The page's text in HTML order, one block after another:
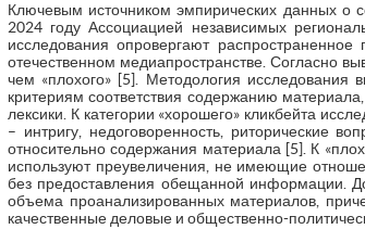
Ключевым источником эмпирических данных о
2024 году Ассоциацией независимых
исследования опровергают
отечественном медиапространстве. Согласно
чем «плохого» [5]. Методология исследования
критериям соответствия содержанию
лексики. К категории «хорошего» кликбейта
– интригу, недоговоренность, риторические
относительно содержания материала [5]. К
используют преувеличения, не имеющие
без предоставления обещанной информации.
объема проанализированных материалов,
качественные деловые и общественно-